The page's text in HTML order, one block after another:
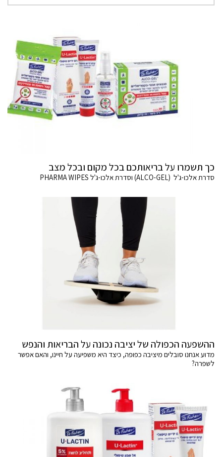
כך תשמרו על בריאותכם בכל מקום ובכל מצב
סדרת אלכו-ג'ל (ALCO-GEL) וסדרת אלכו-ג'ל PHARMA WIPES
ההשפעה הכפולה של יציבה נכונה על הבריאות והנפש
מדוע אנחנו סובלים מיציבה כפופה, כיצד היא משפיעה על חיינו, והאם אפשר
לשפרה?